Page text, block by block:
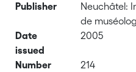
Publisher
Neuchâtel:
de
Date
issued
2005
Number
214